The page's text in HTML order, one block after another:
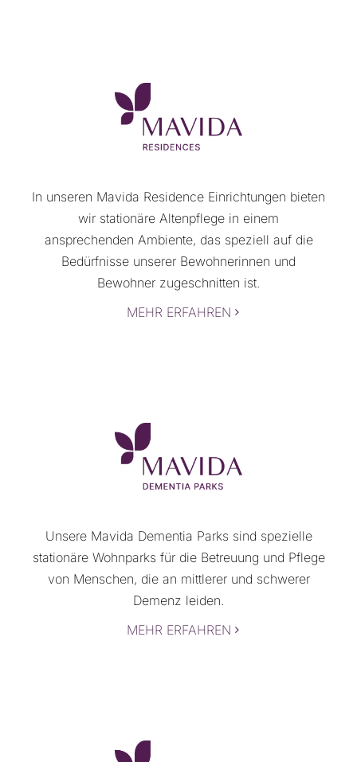
In unseren Mavida Residence Einrichtungen bieten
wir stationäre Altenpflege in einem
ansprechenden Ambiente, das speziell auf die
Bedürfnisse unserer Bewohnerinnen und
Bewohner zugeschnitten ist.
MEHR ERFAHREN
Unsere Mavida Dementia Parks sind spezielle
stationäre Wohnparks für die Betreuung und Pflege
von Menschen, die an mittlerer und schwerer
Demenz leiden.
MEHR ERFAHREN